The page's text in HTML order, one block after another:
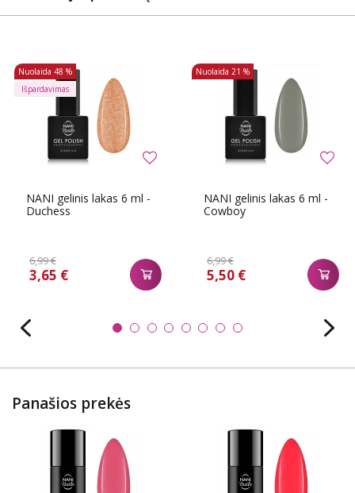
NANI gelinis lakas 6 ml -
Duchess
6,99 €
3,65 €
Nuolaida 48 %
Išpardavimas
NANI gelinis lakas 6 ml -
Cowboy
6,99 €
5,50 €
Nuolaida 21 %
Panašios prekės